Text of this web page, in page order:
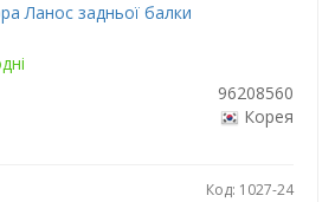
Ланос задньої балки
96208560
Корея
Код: 1027-24